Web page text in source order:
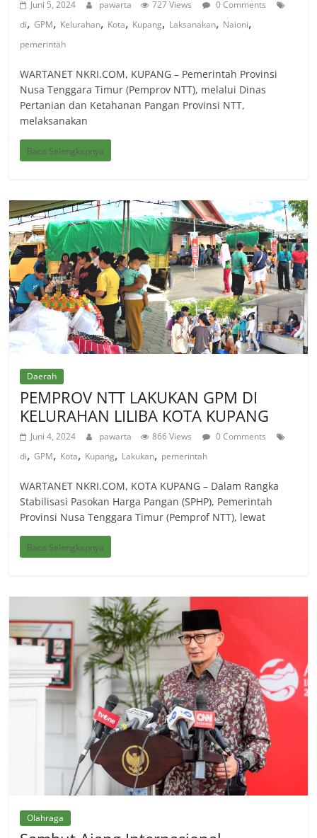
Juni 5, 2024 pawarta 727 Views
0 Comments
di,GPM, Kelurahan, Kota, Kupang, Laksanakan, Naioni,
pemerintah
WARTANET NKRI.COM, KUPANG – Pemerintah Provinsi
Nusa Tenggara Timur (Pemprov NTT), melalui Dinas
Pertanian dan Ketahanan Pangan Provinsi NTT,
melaksanakan
Baca Selengkapnya
Daerah
PEMPROV NTT LAKUKAN GPM DI
KELURAHAN LILIBA KOTA KUPANG
Juni 4, 2024 pawarta 866 Views
0 Comments
di,GPM, Kota, Kupang, Lakukan, pemerintah
WARTANET NKRI.COM, KOTA KUPANG – Dalam Rangka
Stabilisasi Pasokan Harga Pangan (SPHP), Pemerintah
Provinsi Nusa Tenggara Timur (Pemprof NTT), lewat
Baca Selengkapnya
Olahraga